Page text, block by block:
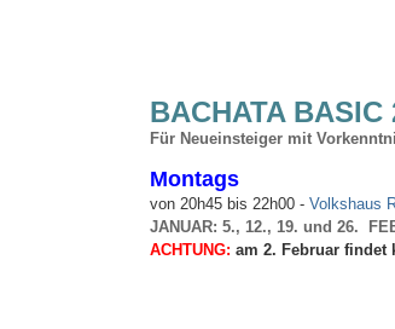
BACHATA BASIC
Für Neueinsteiger mit
Montags
von 20h45 bis 22h00 - Volkshaus
JANUAR: 5., 12., 19. und 26.
ACHTUNG: am 2. Februar findet